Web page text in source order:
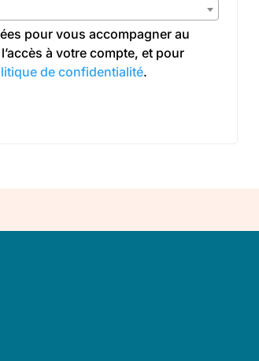
pour vous accompagner au
à votre compte, et pour
de confidentialité.